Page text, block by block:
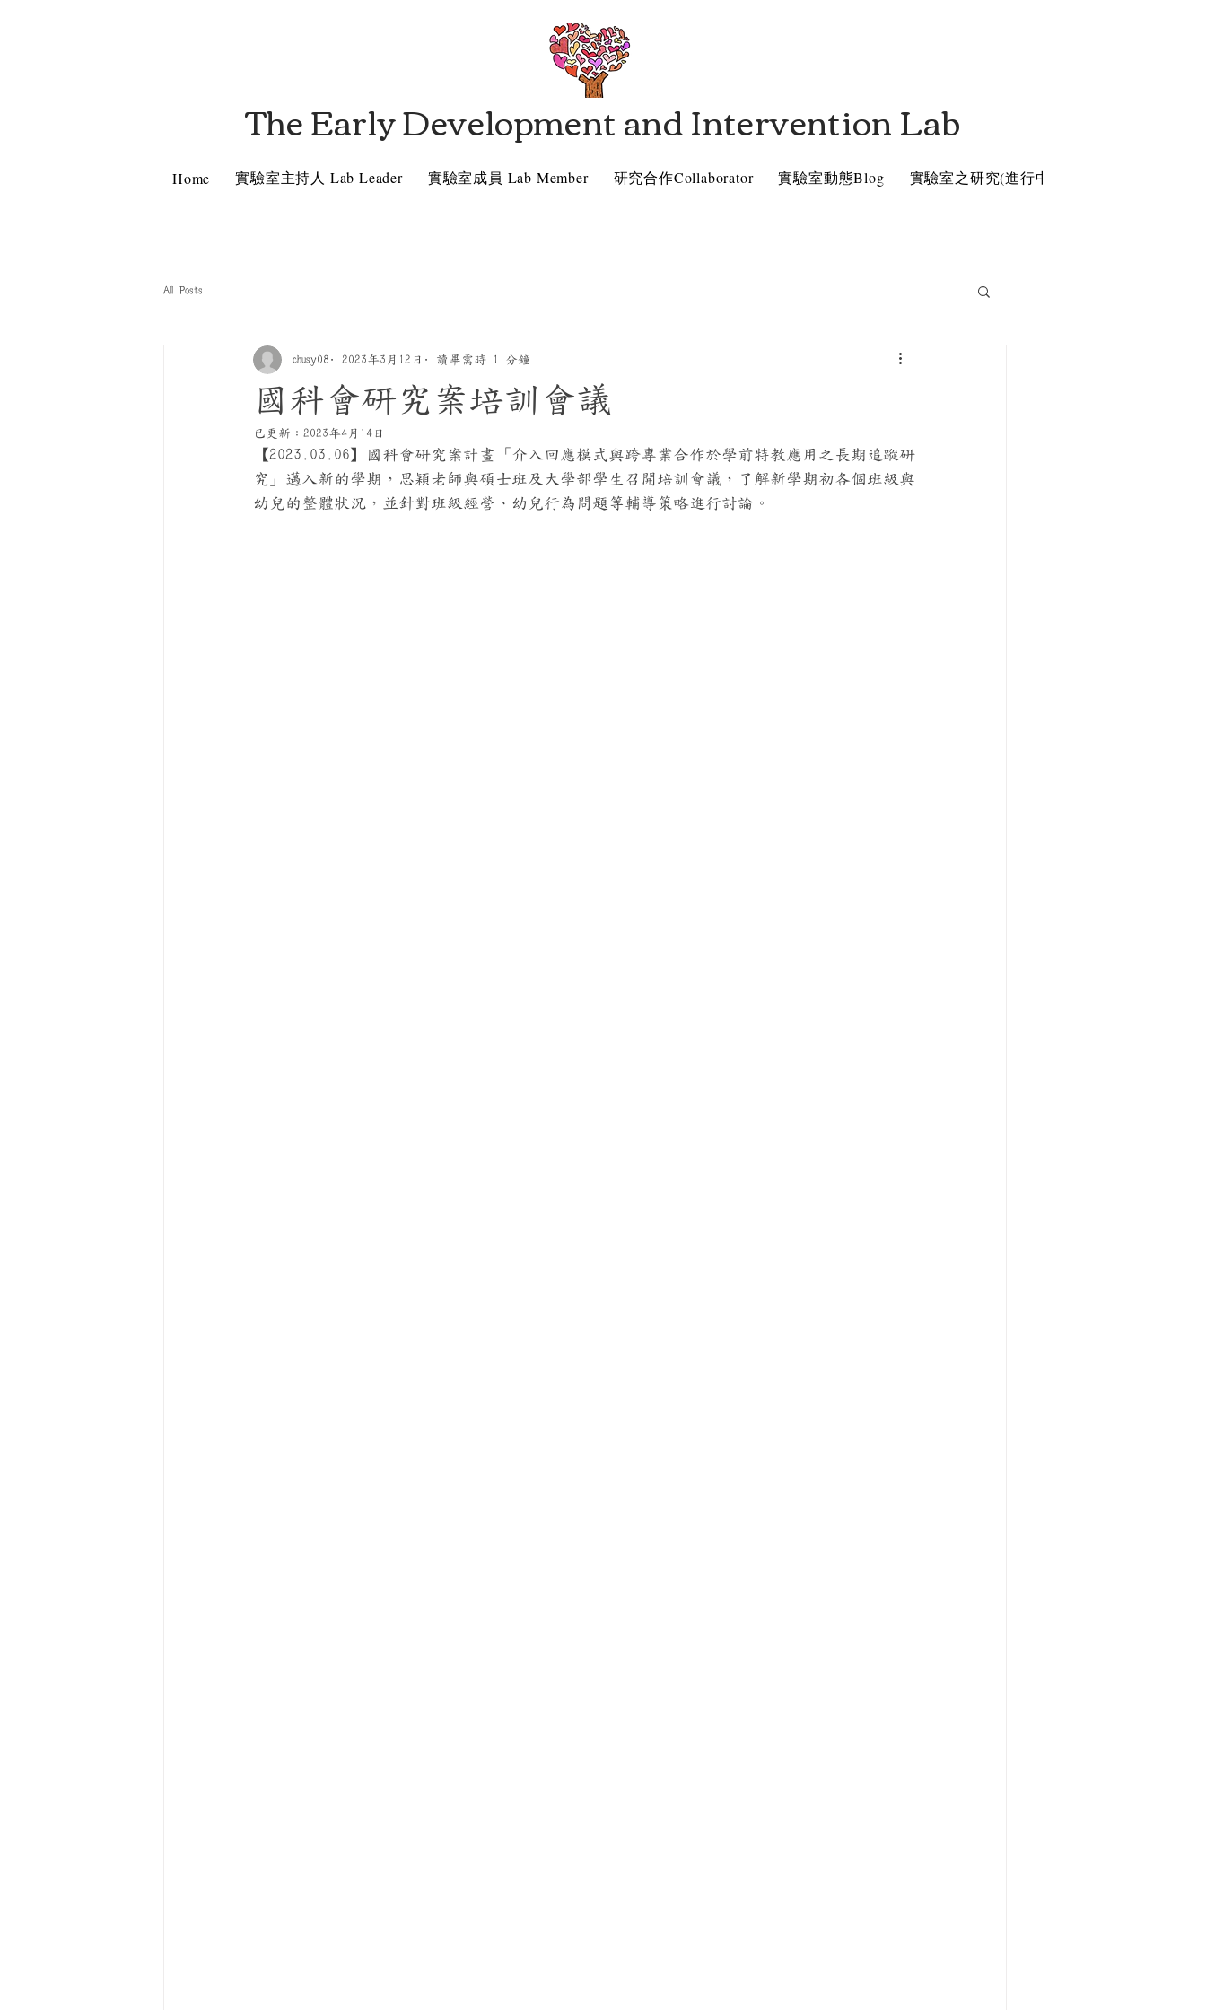
The Early Development and Intervention Lab
Home 實驗室主持人 Lab Leader 實驗室成員 Lab Member 研究合作Collaborator 實驗室動態Blog 實驗室之研究(進行中)
All Posts
國科會研究案培訓會議
chusy08 2023年3月12日 讀畢需時 1 分鐘
已更新： 2023年4月14日
【2023.03.06】國科會研究案計畫「介入回應模式與跨專業合作於學前特教應用之長期追蹤研
究」邁入新的學期，思穎老師與碩士班及大學部學生召開培訓會議，
了解新學期初各個班級與
幼兒的整體狀況，並針對班級經營、幼兒行為問題等輔導策略進行討論。